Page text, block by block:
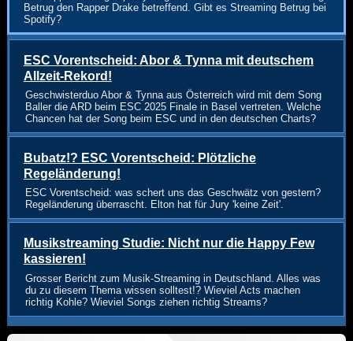
Betrug den Rapper Drake betreffend. Gibt es Streaming Betrug bei
Spotify?
ESC Vorentscheid: Abor & Tynna mit deutschem
Allzeit-Rekord!
Geschwisterduo Abor & Tynna aus Österreich wird mit dem Song
Baller die ARD beim ESC 2025 Finale in Basel vertreten. Welche
Chancen hat der Song beim ESC und in den deutschen Charts?
Bubatz!? ESC Vorentscheid: Plötzliche
Regeländerung!
ESC Vorentscheid: was schert uns das Geschwätz von gestern?
Regeländerung überrascht. Elton hat für Jury 'keine Zeit'.
Musikstreaming Studie: Nicht nur die Happy Few
kassieren!
Grosser Bericht zum Musik-Streaming in Deutschland. Alles was
du zu diesem Thema wissen solltest!? Wieviel Acts machen
richtig Kohle? Wieviel Songs ziehen richtig Streams?